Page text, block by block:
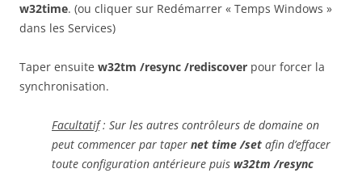
w32time. (ou cliquer sur Redémarrer « Temps Windows »
dans les Services)
Taper ensuite w32tm /resync /rediscover pour forcer la
synchronisation.
Facultatif: Sur les autres contrôleurs de domaine on
peut commencer par taper net time /set afin d’effacer
toute configuration antérieure puis w32tm /resync